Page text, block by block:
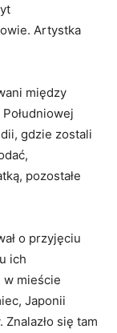
Artystka
między
gdzie zostali
pozostałe
o przyjęciu
ich
mieście
Japonii
się tam